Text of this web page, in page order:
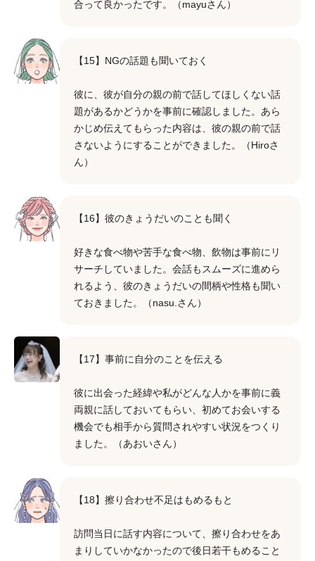
合って良かったです。（mayuさん）
【15】NGの話題も聞いておく
彼に、彼が自分の親の前で話してほしくない話
題があるかどうかを事前に確認しました。あら
かじめ伝えてもらった内容は、彼の親の前で話
さないようにすることができました。（Hiroさ
ん）
【16】彼のきょうだいのことも聞く
好きな食べ物や苦手な食べ物、飲物は事前にリ
サーチしていました。会話もスムーズに進めら
れるよう、彼のきょうだいの間柄や性格も聞い
ておきました。（nasu.さん）
【17】事前に自分のことを伝える
彼に出会った経緯や私がどんな人かを事前に義
両親に話しておいてもらい、初めてお会いする
機会でも相手から質問されやすい状況をつくり
ました。（あおいさん）
【18】擦り合わせ不足はもめるもと
訪問当日に話す内容について、擦り合わせをあ
まりしていかなかったので後日若干もめること